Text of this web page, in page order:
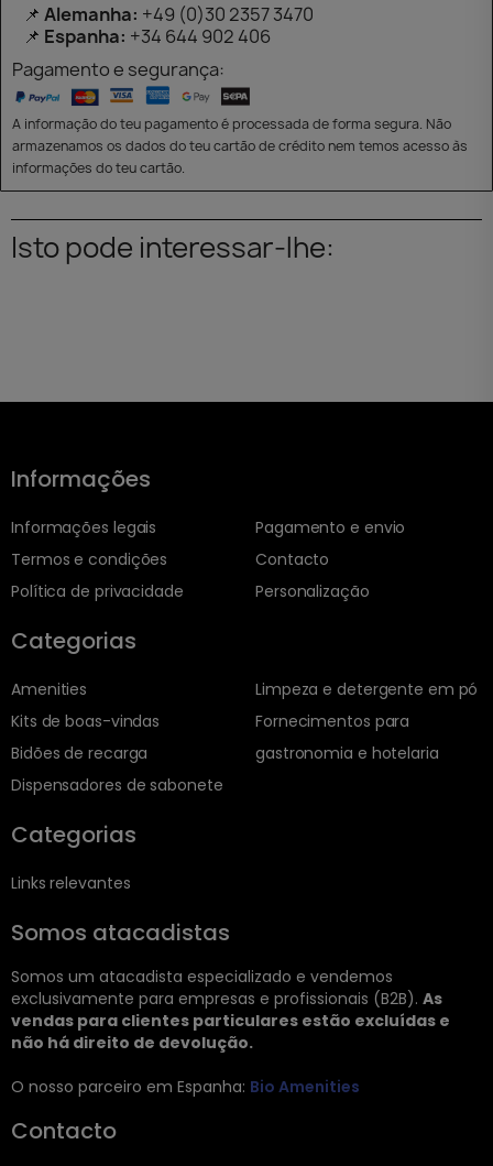
📌 Alemanha: +49 (0)30 2357 3470
📌 Espanha: +34 644 902 406
Pagamento e segurança:
A informação do teu pagamento é processada de forma segura. Não
armazenamos os dados do teu cartão de crédito nem temos acesso às
informações do teu cartão.
Isto pode interessar-lhe:
Informações
Informações legais
Termos e condições
Política de privacidade
Pagamento e envio
Contacto
Personalização
Categorias
Amenities
Kits de boas-vindas
Bidões de recarga
Dispensadores de sabonete
Limpeza e detergente em pó
Fornecimentos para
gastronomia e hotelaria
Categorias
Links relevantes
Somos atacadistas
Somos um atacadista especializado e vendemos
exclusivamente para empresas e profissionais (B2B). As
vendas para clientes particulares estão excluídas e
não há direito de devolução.
O nosso parceiro em Espanha: Bio Amenities
Contacto